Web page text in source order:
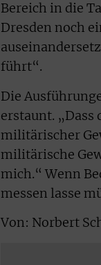
Bereich in die
Dresden noch
führt“.
Die
erstaunt. „Dass
militärischer
militärische
mich.“ Wenn
messen lasse
Von: Norbert